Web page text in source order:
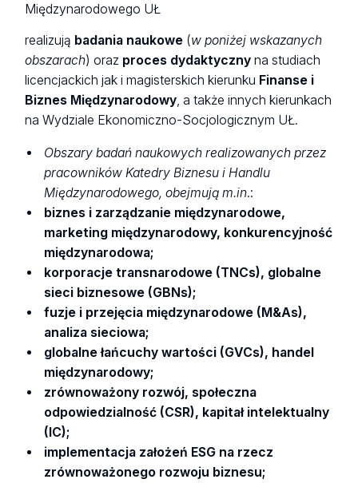
Międzynarodowego UŁ
realizują badania naukowe (w poniżej wskazanych
obszarach) oraz proces dydaktyczny na studiach
licencjackich jak i magisterskich kierunku Finanse i
Biznes Międzynarodowy, a także innych kierunkach
na Wydziale Ekonomiczno-Socjologicznym UŁ.
Obszary badań naukowych realizowanych przez
pracowników Katedry Biznesu i Handlu
Międzynarodowego, obejmują m.in.:
biznes i zarządzanie międzynarodowe,
marketing międzynarodowy, konkurencyjność
międzynarodowa;
korporacje transnarodowe (TNCs), globalne
sieci biznesowe (GBNs);
fuzje i przejęcia międzynarodowe (M&As),
analiza sieciowa;
globalne łańcuchy wartości (GVCs), handel
międzynarodowy;
zrównoważony rozwój, społeczna
odpowiedzialność (CSR), kapitał intelektualny
(IC);
implementacja założeń ESG na rzecz
zrównoważonego rozwoju biznesu;